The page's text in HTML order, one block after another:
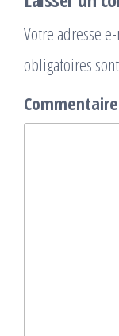
Votre adresse
obligatoires
Commentaire